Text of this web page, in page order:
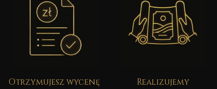
Otrzymujesz wycenę
Realizujemy